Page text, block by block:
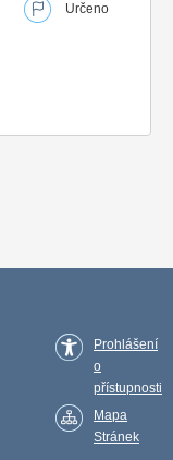
Určeno
Prohlášení
o
přístupnosti
Mapa
Stránek